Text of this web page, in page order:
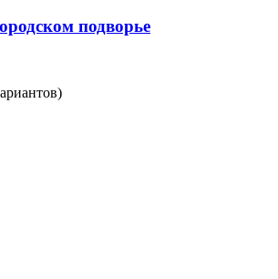
подворье